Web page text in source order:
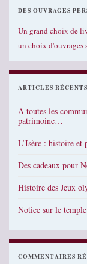
DES OUVRAGES
Un grand choix de
un choix d'ouvrages
ARTICLES RÉCENTS
A toutes les
patrimoine…
L’Isère : histoire et
Des cadeaux pour
Histoire des Jeux
Notice sur le
COMMENTAIRES